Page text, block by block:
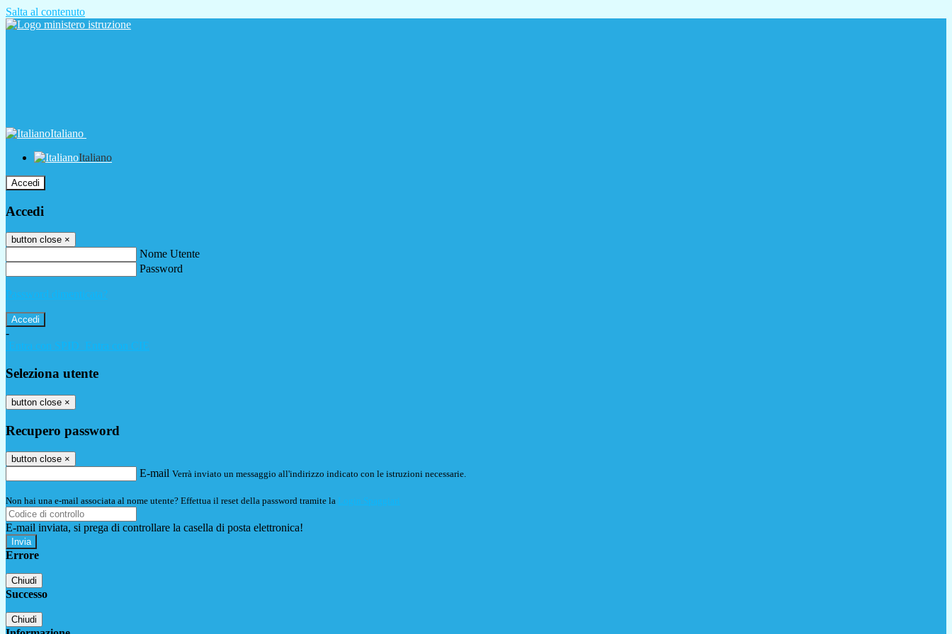
Salta al contenuto
Italiano
Italiano
Accedi
Accedi
button close ×
Nome Utente
Password
Password dimenticata?
-
Entra con SPID
Entra con CIE
Seleziona utente
button close ×
Recupero password
button close ×
E-mail Verrà inviato un messaggio all'indirizzo indicato con le istruzioni necessarie.
Non hai una e-mail associata al nome utente? Effettua il reset della password tramite la Login Spaggiari
E-mail inviata, si prega di controllare la casella di posta elettronica!
Errore
Chiudi
Successo
Chiudi